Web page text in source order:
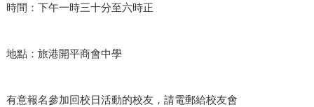
時間：下午一時三十分至六時正
地點：旅港開平商會中學
有意報名參加回校日活動的校友，請電郵給校友會